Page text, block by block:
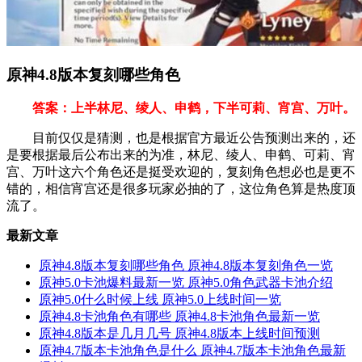
原神4.8版本复刻哪些角色
答案：上半林尼、绫人、申鹤，下半可莉、宵宫、万叶。
目前仅仅是猜测，也是根据官方最近公告预测出来的，还
是要根据最后公布出来的为准，林尼、绫人、申鹤、可莉、宵
宫、万叶这六个角色还是挺受欢迎的，复刻角色想必也是更不
错的，相信宵宫还是很多玩家必抽的了，这位角色算是热度顶
流了。
最新文章
原神4.8版本复刻哪些角色 原神4.8版本复刻角色一览
原神5.0卡池爆料最新一览 原神5.0角色武器卡池介绍
原神5.0什么时候上线 原神5.0上线时间一览
原神4.8卡池角色有哪些 原神4.8卡池角色最新一览
原神4.8版本是几月几号 原神4.8版本上线时间预测
原神4.7版本卡池角色是什么 原神4.7版本卡池角色最新